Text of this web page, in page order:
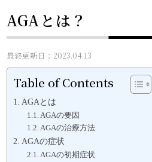
AGAとは？
最終更新日：2023.04.13
Table of Contents
AGAとは
AGAの要因
AGAの治療方法
AGAの症状
AGAの初期症状